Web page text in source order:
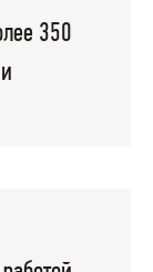
350